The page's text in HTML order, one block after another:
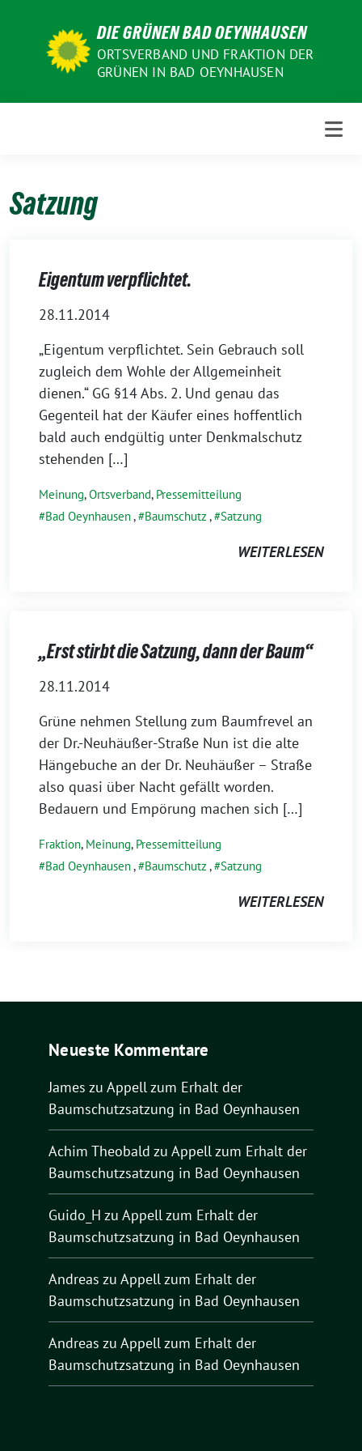
DIE GRÜNEN BAD OEYNHAUSEN
ORTSVERBAND UND FRAKTION DER
GRÜNEN IN BAD OEYNHAUSEN
Satzung
Eigentum verpflichtet.
28.11.2014
„Eigentum verpflichtet. Sein Gebrauch soll
zugleich dem Wohle der Allgemeinheit
dienen.“ GG §14 Abs. 2. Und genau das
Gegenteil hat der Käufer eines hoffentlich
bald auch endgültig unter Denkmalschutz
stehenden […]
Meinung,Ortsverband, Pressemitteilung
Bad Oeynhausen, Baumschutz , Satzung
WEITERLESEN
„Erst stirbt die Satzung, dann der Baum“
28.11.2014
Grüne nehmen Stellung zum Baumfrevel an
der Dr.-Neuhäußer-Straße Nun ist die alte
Hängebuche an der Dr. Neuhäußer – Straße
also quasi über Nacht gefällt worden.
Bedauern und Empörung machen sich […]
Fraktion, Meinung, Pressemitteilung
Bad Oeynhausen, Baumschutz , Satzung
WEITERLESEN
Neueste Kommentare
James zu Appell zum Erhalt der
Baumschutzsatzung in Bad Oeynhausen
Achim Theobald zu Appell zum Erhalt der
Baumschutzsatzung in Bad Oeynhausen
Guido_H zu Appell zum Erhalt der
Baumschutzsatzung in Bad Oeynhausen
Andreas zu Appell zum Erhalt der
Baumschutzsatzung in Bad Oeynhausen
Andreas zu Appell zum Erhalt der
Baumschutzsatzung in Bad Oeynhausen